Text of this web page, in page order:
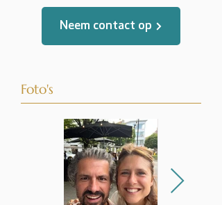
Neem contact op
Foto's